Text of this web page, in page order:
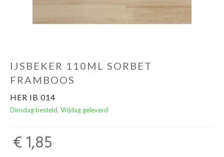
IJSBEKER 110ML SORBET
FRAMBOOS
HER IB 014
Dinsdag besteld, Vrijdag geleverd
€ 1,85